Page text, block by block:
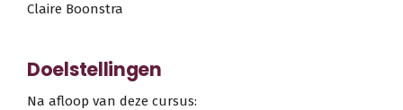
Claire Boonstra
Doelstellingen
Na afloop van deze cursus: